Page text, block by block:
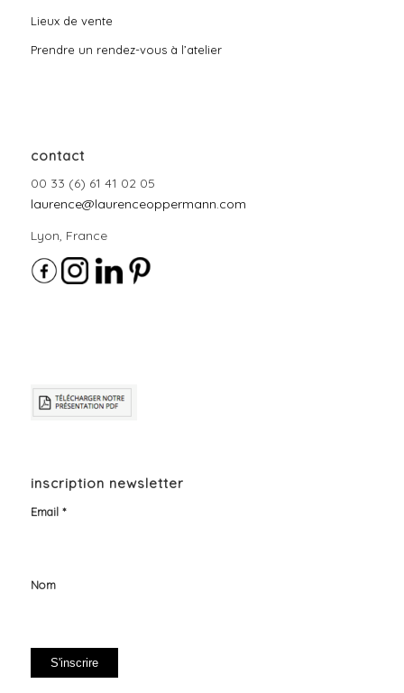
Lieux de vente
Prendre un rendez-vous à l’atelier
contact
00 33 (6) 61 41 02 05
laurence@laurenceoppermann.com
Lyon, France
inscription newsletter
Email *
Nom